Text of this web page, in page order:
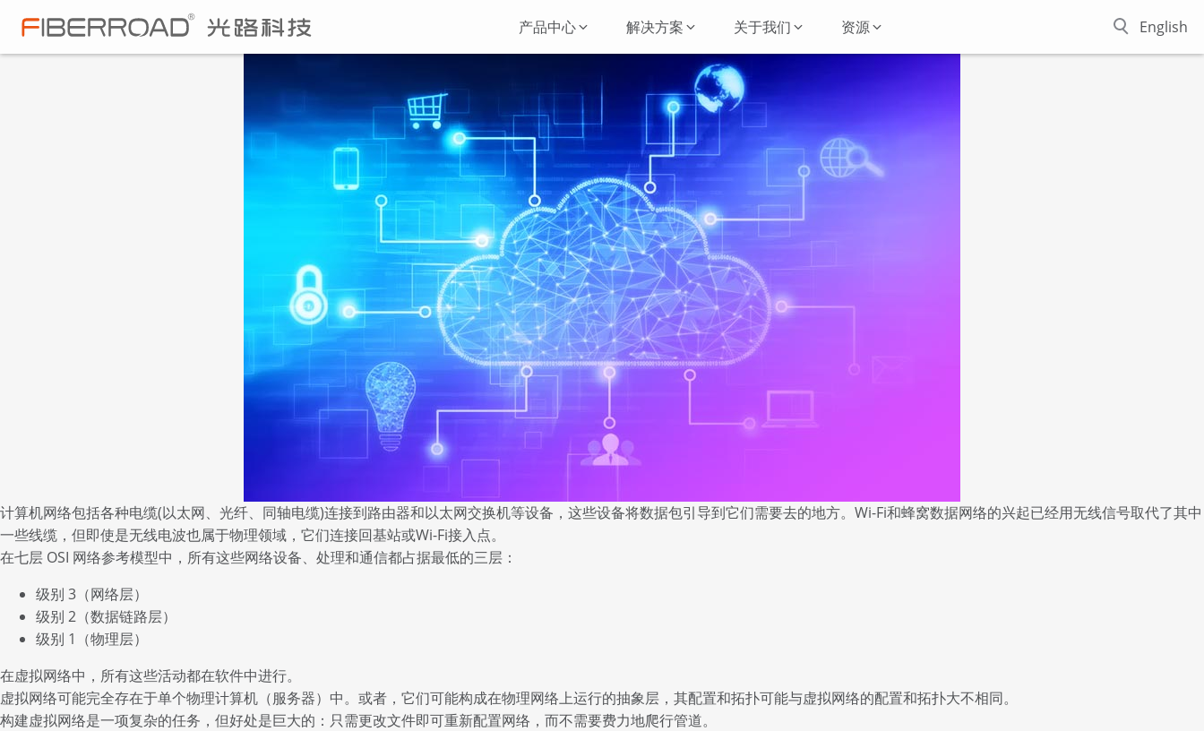
产品中心 解决方案 关于我们 资源 English
计算机网络包括各种电缆(以太网、光纤、同轴电缆)连接到路由器和以太网交换机等设备，这些设备将数据包引导到它们需要去的地方。Wi-Fi和蜂窝数据网络的兴起已经用无线信号取代了其中
一些线缆，但即使是无线电波也属于物理领域，它们连接回基站或Wi-Fi接入点。
在七层 OSI 网络参考模型中，所有这些网络设备、处理和通信都占据最低的三层：
级别 3（网络层）
级别 2（数据链路层）
级别 1（物理层）
在虚拟网络中，所有这些活动都在软件中进行。
虚拟网络可能完全存在于单个物理计算机（服务器）中。或者，它们可能构成在物理网络上运行的抽象层，其配置和拓扑可能与虚拟网络的配置和拓扑大不相同。
构建虚拟网络是一项复杂的任务，但好处是巨大的：只需更改文件即可重新配置网络，而不需要费力地爬行管道。